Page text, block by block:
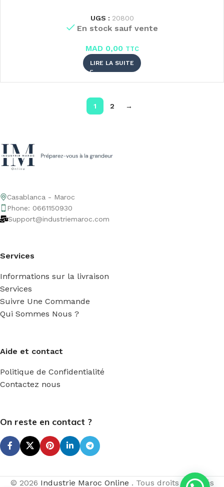
UGS : 20800
En stock sauf vente
MAD0,00 TTC
LIRE LA SUITE
1 2 →
Casablanca - Maroc
Phone: 0661150930
Support@industriemaroc.com
Services
Informations sur la livraison
Services
Suivre Une Commande
Qui Sommes Nous ?
Aide et contact
Politique de Confidentialité
Contactez nous
On reste en contact ?
© 2026 Industrie Maroc Online . Tous droits réservés